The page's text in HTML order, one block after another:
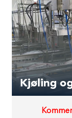
Kjøling